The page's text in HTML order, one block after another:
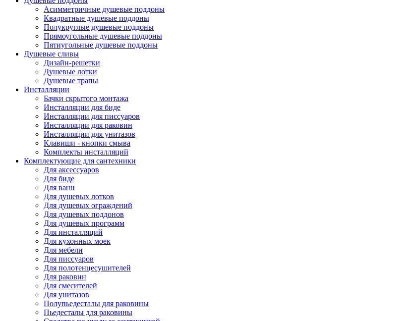
Асимметричные душевые поддоны
Квадратные душевые поддоны
Полукруглые душевые поддоны
Прямоугольные душевые поддоны
Пятиугольные душевые поддоны
Душевые сливы
Дизайн-решетки
Душевые лотки
Душевые трапы
Инсталляции
Бачки скрытого монтажа
Инсталляции для биде
Инсталляции для писсуаров
Инсталляции для раковин
Инсталляции для унитазов
Клавиши - кнопки смыва
Комплекты инсталляций
Комплектующие для сантехники
Для аксессуаров
Для биде
Для ванн
Для душевых лотков
Для душевых ограждений
Для душевых поддонов
Для душевых программ
Для инсталляций
Для кухонных моек
Для мебели
Для писсуаров
Для полотенцесушителей
Для раковин
Для смесителей
Для унитазов
Полупьедесталы для раковины
Пьедесталы для раковины